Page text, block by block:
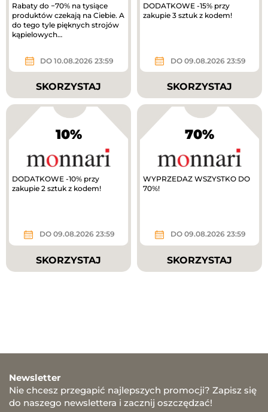
Rabaty do −70% na tysiące
produktów czekają na Ciebie. A
do tego tyle pięknych strojów
kąpielowych…
DO 10.08.2026 23:59
SKORZYSTAJ
DODATKOWE -15% przy
zakupie 3 sztuk z kodem!
DO 09.08.2026 23:59
SKORZYSTAJ
10%
DODATKOWE -10% przy
zakupie 2 sztuk z kodem!
DO 09.08.2026 23:59
SKORZYSTAJ
70%
WYPRZEDAZ WSZYSTKO DO
70%!
DO 09.08.2026 23:59
SKORZYSTAJ
Newsletter
Nie chcesz przegapić najlepszych promocji? Zapisz się
do naszego newslettera i zacznij oszczędzać!